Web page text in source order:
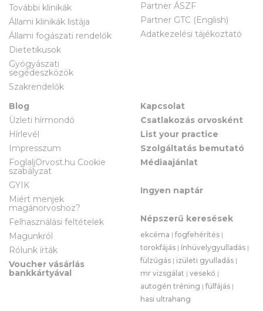
További klinikák
Állami klinikák listája
Állami fogászati rendelők
Dietetikusok
Gyógyászati
segédeszközök
Szakrendelők
Partner ÁSZF
Partner GTC (English)
Adatkezelési tájékoztató
Blog
Üzleti hírmondó
Hírlevél
Impresszum
FoglaljOrvost.hu Cookie
szabályzat
GYIK
Miért menjek
magánorvoshoz?
Felhasználási feltételek
Magunkról
Rólunk írták
Voucher vásárlás
bankkártyával
Kapcsolat
Csatlakozás orvosként
List your practice
Szolgáltatás bemutató
Médiaajánlat
Ingyen naptár
Népszerű keresések
ekcéma |fogfehérítés |
torokfájás | ínhüvelygyulladás |
fülzúgás | izületi gyulladás |
mr vizsgálat | vesekő |
autogén tréning |fülfájás |
hasi ultrahang